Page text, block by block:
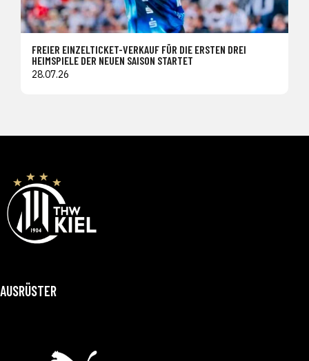
FREIER EINZELTICKET-VERKAUF FÜR DIE ERSTEN DREI
HEIMSPIELE DER NEUEN SAISON STARTET
28.07.26
AUSRÜSTER